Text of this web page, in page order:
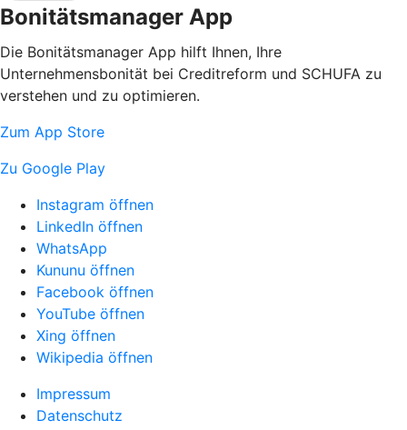
Bonitätsmanager App
Die Bonitätsmanager App hilft Ihnen, Ihre
Unternehmensbonität bei Creditreform und SCHUFA zu
verstehen und zu optimieren.
Zum App Store
Zu Google Play
Instagram öffnen
LinkedIn öffnen
WhatsApp
Kununu öffnen
Facebook öffnen
YouTube öffnen
Xing öffnen
Wikipedia öffnen
Impressum
Datenschutz